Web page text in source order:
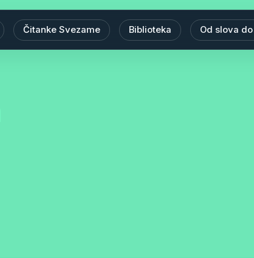
Čitanke Svezame Biblioteka Od slova